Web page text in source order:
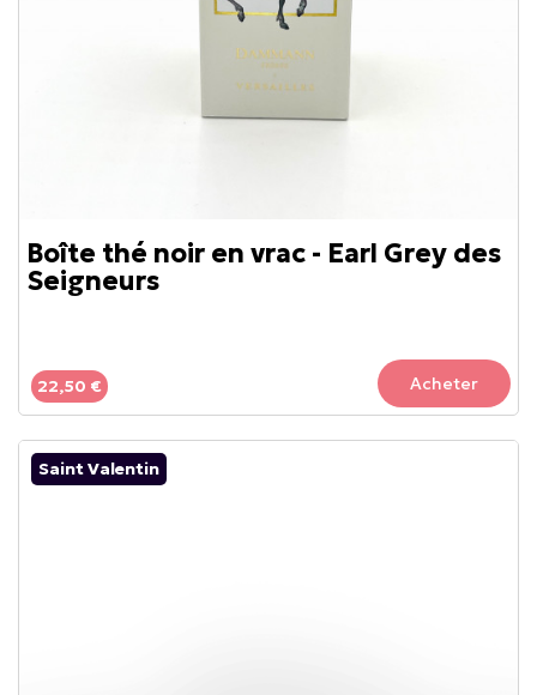
Boîte thé noir en vrac - Earl Grey des
Seigneurs
22,50 € Acheter
Saint Valentin